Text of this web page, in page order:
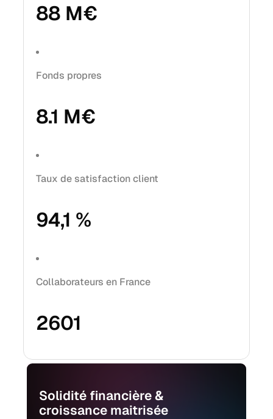
88 M€
Fonds propres
8.1 M€
Taux de satisfaction client
94,1 %
Collaborateurs en France
2601
Solidité financière &
croissance maitrisée